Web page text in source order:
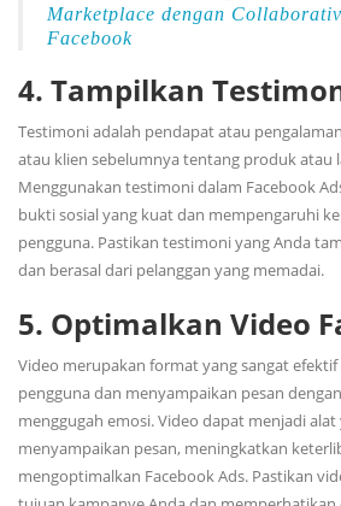
Marketplace dengan
Facebook
4. Tampilkan
Testimoni adalah pendapat atau
atau klien sebelumnya tentang produk atau
Menggunakan testimoni dalam Facebook
bukti sosial yang kuat dan mempengaruhi
pengguna. Pastikan testimoni yang Anda
dan berasal dari pelanggan yang memadai.
5. Optimalkan Video
Video merupakan format yang sangat
pengguna dan menyampaikan pesan
menggugah emosi. Video dapat menjadi
menyampaikan pesan, meningkatkan
mengoptimalkan Facebook Ads. Pastikan